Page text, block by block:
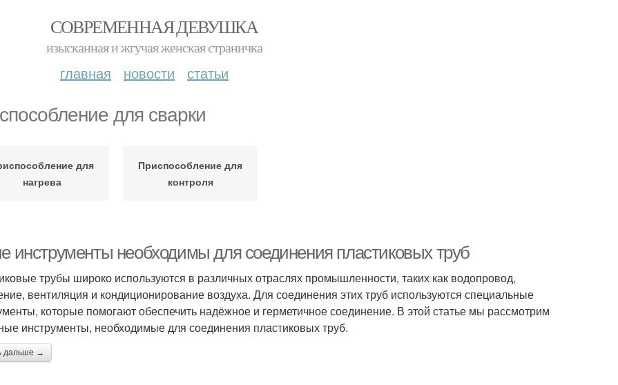
СОВРЕМЕННАЯ ДЕВУШКА
изысканная и жгучая женская страничка
главная новости статьи
для сварки
для
нагрева
Приспособление для
контроля
инструменты необходимы для соединения пластиковых труб
трубы широко используются в различных отраслях промышленности, таких как водопровод,
вентиляция и кондиционирование воздуха. Для соединения этих труб используются специальные
которые помогают обеспечить надёжное и герметичное соединение. В этой статье мы рассмотрим
инструменты, необходимые для соединения пластиковых труб.
дальше →